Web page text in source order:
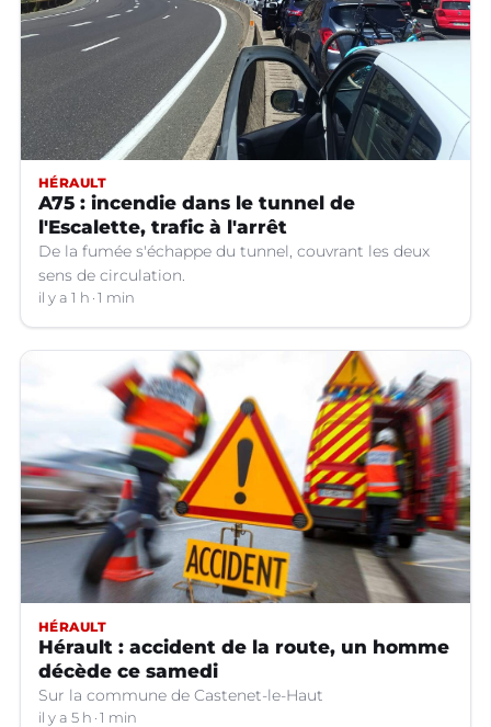
HÉRAULT
A75 : incendie dans le tunnel de
l'Escalette, trafic à l'arrêt
De la fumée s'échappe du tunnel, couvrant les deux
sens de circulation.
il y a 1 h 1 min
HÉRAULT
Hérault : accident de la route, un homme
décède ce samedi
Sur la commune de Castenet-le-Haut
il y a 5 h 1 min